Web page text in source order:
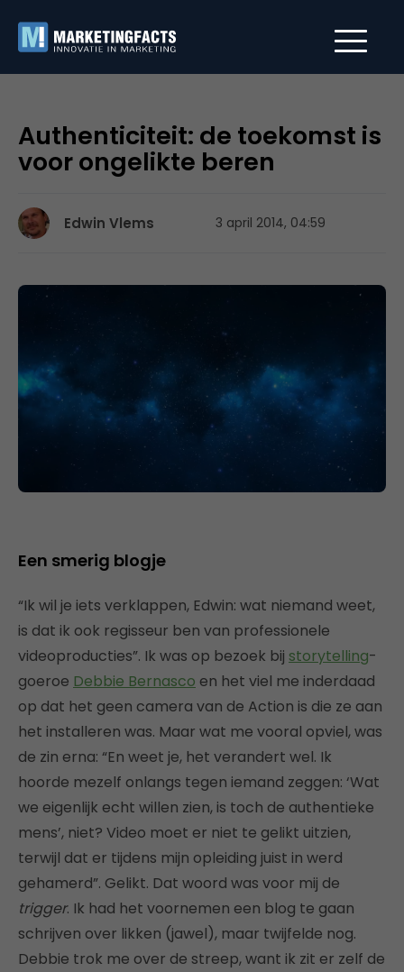
Authenticiteit: de toekomst is
voor ongelikte beren
Edwin Vlems 3 april 2014, 04:59
Een smerig blogje
“Ik wil je iets verklappen, Edwin: wat niemand weet,
is dat ik ook regisseur ben van professionele
videoproducties”. Ik was op bezoek bij storytelling-
goeroe Debbie Bernasco en het viel me inderdaad
op dat het geen camera van de Action is die ze aan
het installeren was. Maar wat me vooral opviel, was
de zin erna: “En weet je, het verandert wel. Ik
hoorde mezelf onlangs tegen iemand zeggen: ‘Wat
we eigenlijk echt willen zien, is toch de authentieke
mens’, niet? Video moet er niet te gelikt uitzien,
terwijl dat er tijdens mijn opleiding juist in werd
gehamerd”. Gelikt. Dat woord was voor mij de
trigger. Ik had het voornemen een blog te gaan
schrijven over likken (jawel), maar twijfelde nog.
Debbie trok me over de streep, want ik zit er zelf de